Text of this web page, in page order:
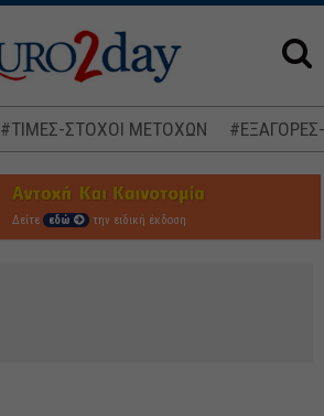
#ΤΙΜΕΣ-ΣΤΟΧΟΙ ΜΕΤΟΧΩΝ
Δείτε εδώ την ειδική έκδοση